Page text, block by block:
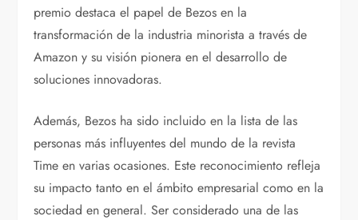
premio destaca el papel de Bezos en la
transformación de la industria minorista a través de
Amazon y su visión pionera en el desarrollo de
soluciones innovadoras.
Además, Bezos ha sido incluido en la lista de las
personas más influyentes del mundo de la revista
Time en varias ocasiones. Este reconocimiento refleja
su impacto tanto en el ámbito empresarial como en la
sociedad en general. Ser considerado una de las